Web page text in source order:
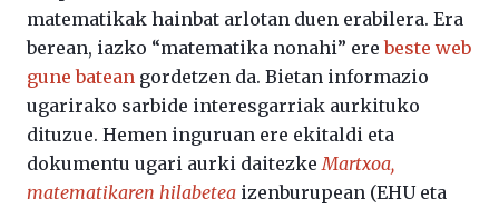
matematikak hainbat arlotan duen erabilera. Era
berean, iazko “matematika nonahi” erebeste web
gune batean gordetzen da. Bietan informazio
ugarirako sarbide interesgarriak aurkituko
dituzue. Hemen inguruan ere ekitaldi eta
dokumentu ugari aurki daitezkeMartxoa,
matematikaren hilabetea izenburupean (EHU eta